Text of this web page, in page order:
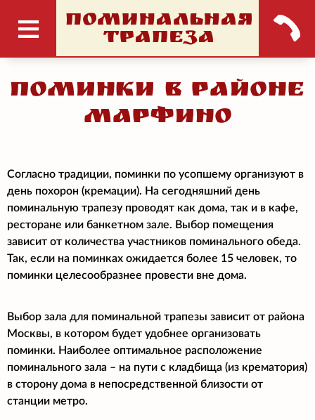
ПОМИНАЛЬНАЯ
ТРАПЕЗА
Поминки в районе
Марфино
Согласно традиции, поминки по усопшему организуют в
день похорон (кремации). На сегодняшний день
поминальную трапезу проводят как дома, так и в кафе,
ресторане или банкетном зале. Выбор помещения
зависит от количества участников поминального обеда.
Так, если на поминках ожидается более 15 человек, то
поминки целесообразнее провести вне дома.
Выбор зала для поминальной трапезы зависит от района
Москвы, в котором будет удобнее организовать
поминки. Наиболее оптимальное расположение
поминального зала – на пути с кладбища (из крематория)
в сторону дома в непосредственной близости от
станции метро.